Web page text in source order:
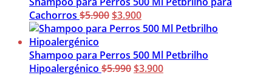
$5.990.$3.900.
Cachorros $5.900El
precio
era:
$5.900.
$3.900El
precio
es:
$3.900.
Shampoo para Perros 500 Ml Petbrilho
Hipoalergénico $5.990El
$3.900El